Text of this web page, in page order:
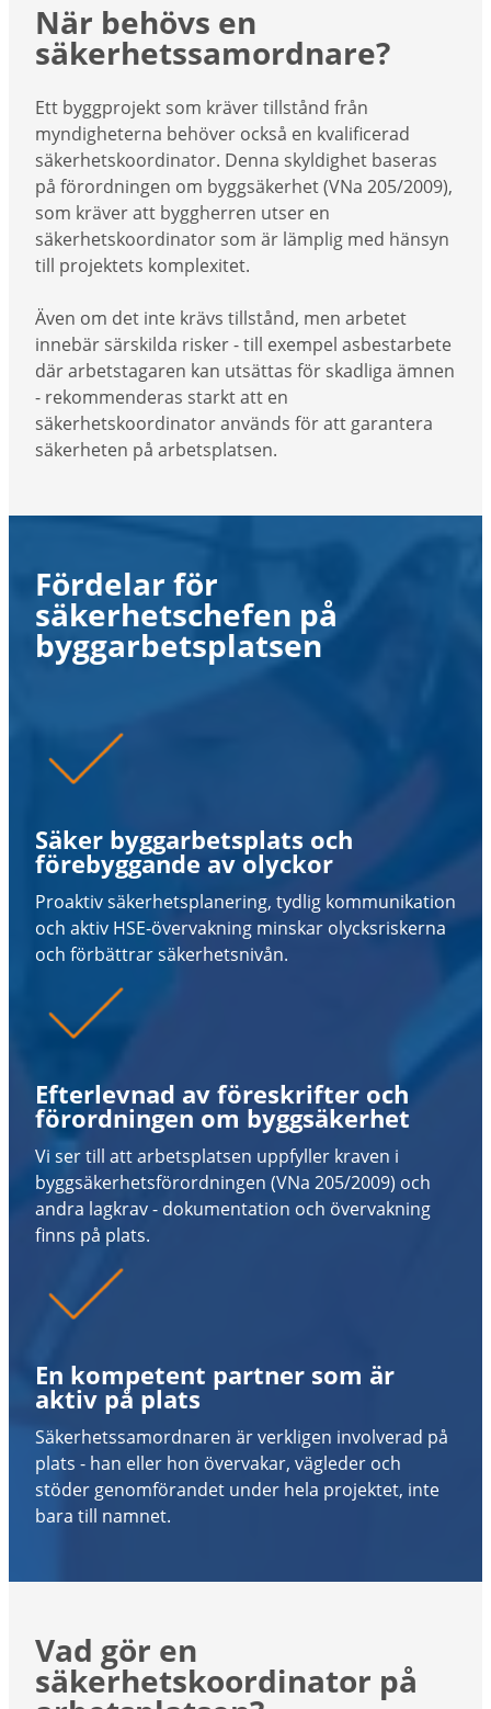
När behövs en
säkerhetssamordnare?
Ett byggprojekt som kräver tillstånd från
myndigheterna behöver också en kvalificerad
säkerhetskoordinator. Denna skyldighet baseras
på förordningen om byggsäkerhet (VNa 205/2009),
som kräver att byggherren utser en
säkerhetskoordinator som är lämplig med hänsyn
till projektets komplexitet.
Även om det inte krävs tillstånd, men arbetet
innebär särskilda risker - till exempel asbestarbete
där arbetstagaren kan utsättas för skadliga ämnen
- rekommenderas starkt att en
säkerhetskoordinator används för att garantera
säkerheten på arbetsplatsen.
Fördelar för
säkerhetschefen på
byggarbetsplatsen
Säker byggarbetsplats och
förebyggande av olyckor
Proaktiv säkerhetsplanering, tydlig kommunikation
och aktiv HSE-övervakning minskar olycksriskerna
och förbättrar säkerhetsnivån.
Efterlevnad av föreskrifter och
förordningen om byggsäkerhet
Vi ser till att arbetsplatsen uppfyller kraven i
byggsäkerhetsförordningen (VNa 205/2009) och
andra lagkrav - dokumentation och övervakning
finns på plats.
En kompetent partner som är
aktiv på plats
Säkerhetssamordnaren är verkligen involverad på
plats - han eller hon övervakar, vägleder och
stöder genomförandet under hela projektet, inte
bara till namnet.
Vad gör en
säkerhetskoordinator på